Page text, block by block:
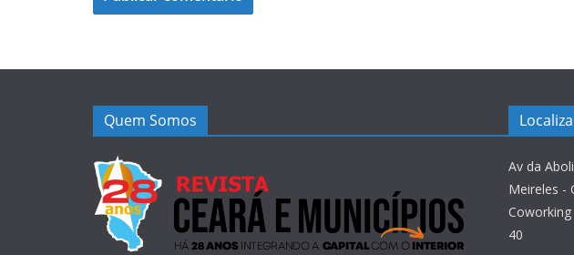
Quem Somos
Av da
Meireles -
40